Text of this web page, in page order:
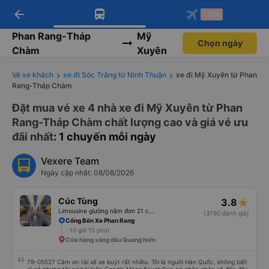
Tải app Vexere ngay!
Nhận ưu đãi thành viên độc
quyền
Mở app
Tải app Vexere
-30k/ghế khi đặt vé máy bay qua
app
Mở app
arrow_back -30k
Phan Rang-Tháp
Chàm
Mỹ
Xuyên
Chọn ngày
Vé xe khách xe đi Sóc Trăng từ Ninh Thuận
xe đi Mỹ Xuyên từ Phan
Rang-Tháp Chàm
Đặt mua vé xe 4 nhà xe đi Mỹ Xuyên từ Phan
Rang-Tháp Chàm chất lượng cao và giá vé ưu
đãi nhất: 1 chuyến mỗi ngày
Vexere Team
Ngày cập nhật: 08/08/2026
Cúc Tùng 3.8
(3790 đánh giá)
Cổng Bến Xe Phan Rang
10 giờ 15 phút
Cửa hàng xăng dầu Quang hiển
79-05527 Cảm ơn tài xế xe buýt rất nhiều. Tôi là người Hàn Quốc, không biết